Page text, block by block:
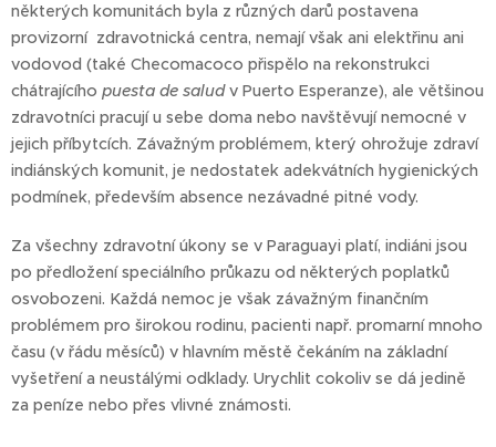
některých komunitách byla z různých darů postavena
provizorní zdravotnická centra, nemají však ani elektřinu ani
vodovod (také Checomacoco přispělo na rekonstrukci
chátrajícího puesta de saludv Puerto Esperanze), ale většinou
zdravotníci pracují u sebe doma nebo navštěvují nemocné v
jejich příbytcích. Závažným problémem, který ohrožuje zdraví
indiánských komunit, je nedostatek adekvátních hygienických
podmínek, především absence nezávadné pitné vody.
Za všechny zdravotní úkony se v Paraguayi platí, indiáni jsou
po předložení speciálního průkazu od některých poplatků
osvobozeni. Každá nemoc je však závažným finančním
problémem pro širokou rodinu, pacienti např. promarní mnoho
času (v řádu měsíců) v hlavním městě čekáním na základní
vyšetření a neustálými odklady. Urychlit cokoliv se dá jedině
za peníze nebo přes vlivné známosti.